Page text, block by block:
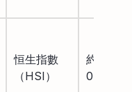
恒生指數
（HSI）
約
0.75%